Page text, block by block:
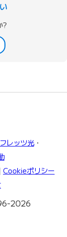
?
フレッツ光・
Cookieポリシー
2026